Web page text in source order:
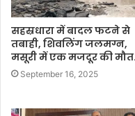
सहस्रधारा में बादल फटने से
तबाही, शिवलिंग जलमग्न,
मसूरी में एक मजदूर की
September 16, 2025